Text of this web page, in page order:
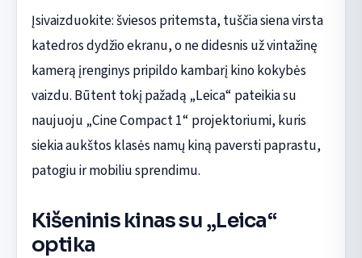
Įsivaizduokite: šviesos pritemsta, tuščia siena virsta
katedros dydžio ekranu, o ne didesnis už vintažinę
kamerą įrenginys pripildo kambarį kino kokybės
vaizdu. Būtent tokį pažadą „Leica“ pateikia su
naujuoju „Cine Compact 1“ projektoriumi, kuris
siekia aukštos klasės namų kiną paversti paprastu,
patogiu ir mobiliu sprendimu.
Kišeninis kinas su „Leica“
optika